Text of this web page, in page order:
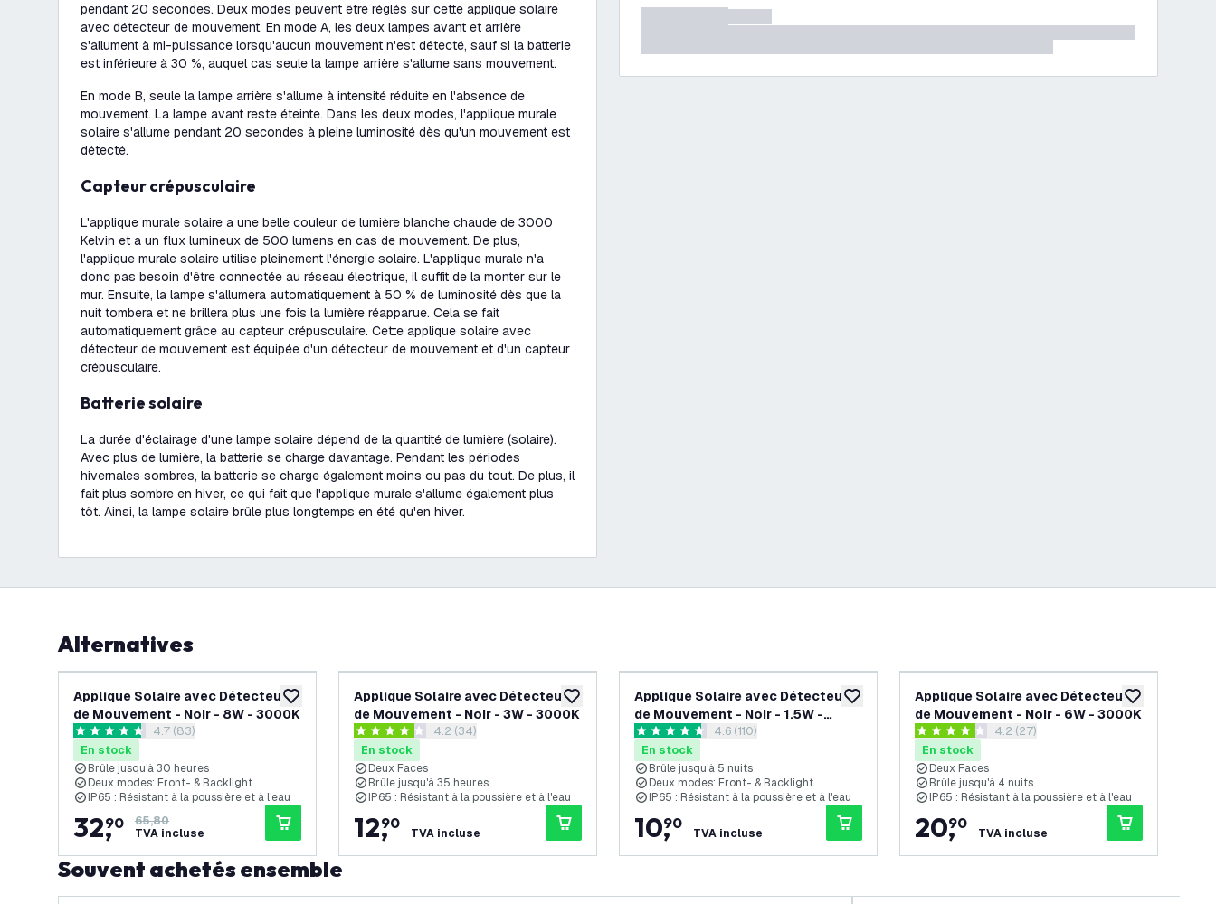
pendant 20 secondes. Deux modes peuvent être réglés sur cette applique solaire
avec détecteur de mouvement. En mode A, les deux lampes avant et arrière
s'allument à mi-puissance lorsqu'aucun mouvement n'est détecté, sauf si la batterie
est inférieure à 30 %, auquel cas seule la lampe arrière s'allume sans mouvement.
En mode B, seule la lampe arrière s'allume à intensité réduite en l'absence de
mouvement. La lampe avant reste éteinte. Dans les deux modes, l'applique murale
solaire s'allume pendant 20 secondes à pleine luminosité dès qu'un mouvement est
détecté.
Capteur crépusculaire
L'applique murale solaire a une belle couleur de lumière blanche chaude de 3000
Kelvin et a un flux lumineux de 500 lumens en cas de mouvement. De plus,
l'applique murale solaire utilise pleinement l'énergie solaire. L'applique murale n'a
donc pas besoin d'être connectée au réseau électrique, il suffit de la monter sur le
mur. Ensuite, la lampe s'allumera automatiquement à 50 % de luminosité dès que la
nuit tombera et ne brillera plus une fois la lumière réapparue. Cela se fait
automatiquement grâce au capteur crépusculaire. Cette applique solaire avec
détecteur de mouvement est équipée d'un détecteur de mouvement et d'un capteur
crépusculaire.
Batterie solaire
La durée d'éclairage d'une lampe solaire dépend de la quantité de lumière (solaire).
Avec plus de lumière, la batterie se charge davantage. Pendant les périodes
hivernales sombres, la batterie se charge également moins ou pas du tout. De plus, il
fait plus sombre en hiver, ce qui fait que l'applique murale s'allume également plus
tôt. Ainsi, la lampe solaire brûle plus longtemps en été qu'en hiver.
Alternatives
ajouter à la liste de souhaits
Applique Solaire avec Détecteur
de Mouvement - Noir - 8W - 3000K
ouvrir le tiroir des avis
4.7 étoiles de notation
4.7 (83)
En stock
Brûle jusqu'à 30 heures
Deux modes: Front- & Backlight
IP65 : Résistant à la poussière et à l'eau
32,
90
65,80
TVA incluse
ajouter à la liste de souhaits
Applique Solaire avec Détecteur
de Mouvement - Noir - 3W - 3000K
ouvrir le tiroir des avis
4.2 étoiles de notation
4.2 (34)
En stock
Deux Faces
Brûle jusqu'à 35 heures
IP65 : Résistant à la poussière et à l'eau
12,
90
TVA incluse
ajouter à la liste de souhaits
Applique Solaire avec Détecteur
de Mouvement - Noir - 1.5W -
3000K
ouvrir le tiroir des avis
4.6 étoiles de notation
4.6 (110)
En stock
Brûle jusqu'à 5 nuits
Deux modes: Front- & Backlight
IP65 : Résistant à la poussière et à l'eau
10,
90
TVA incluse
ajouter à la
Applique Solaire avec Détecteur
de Mouvement - Noir - 6W - 3000K
ouvrir le tiroir des avis
4.2 étoiles de notation
4.2 (27)
En stock
Deux Faces
Brûle jusqu'à 4 nuits
IP65 : Résistant à la poussière et à l'eau
20,
90
TVA incluse
Souvent achetés ensemble